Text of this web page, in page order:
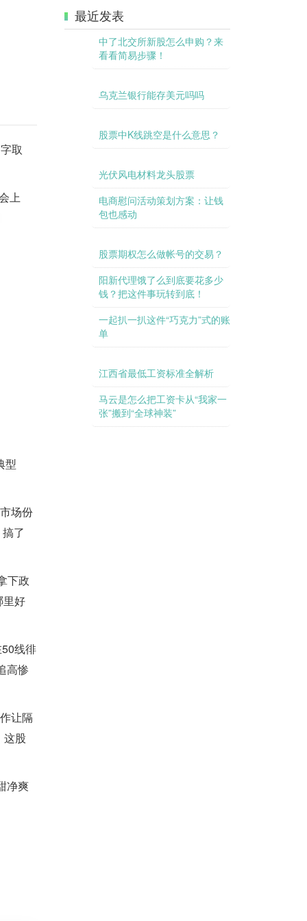
取
上
型
场份
了
下政
里好
线徘
高惨
让隔
这股
净爽
最近发表
中了北交所新股怎么申购？来
看看简易步骤！
乌克兰银行能存美元吗吗
股票中K线跳空是什么意思？
光伏风电材料龙头股票
电商慰问活动策划方案：让钱
包也感动
股票期权怎么做帐号的交易？
阳新代理饿了么到底要花多少
钱？把这件事玩转到底！
信托利益到底是多高？让我们
一起扒一扒这件“巧克力”式的账
单
江西省最低工资标准全解析
马云是怎么把工资卡从“我家一
张”搬到“全球神装”